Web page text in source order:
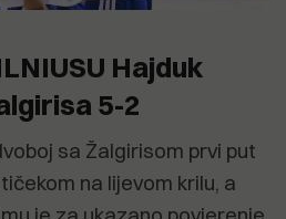
Hajduk
5-2
sa Žalgirisom prvi put
na lijevom krilu, a